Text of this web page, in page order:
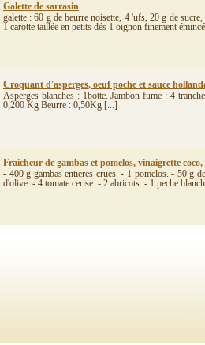
Galette de sarrasin
galette : 60 g de beurre noisette, 4 'ufs, 20 g de
1 carotte taillée en petits dés 1 oignon finement
Croquant d'asperges, oeuf poche et sauce
Asperges blanches : 1botte. Jambon fume : 4
0,200 Kg Beurre : 0,50Kg [...]
Fraicheur de gambas et pomelos, vinaigrette
- 400 g gambas entieres crues. - 1 pomelos. - 50 g
d'olive. - 4 tomate cerise. - 2 abricots. - 1 peche